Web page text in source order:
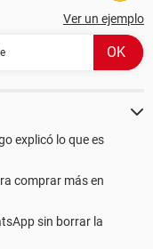
Ver un ejemplo
explicó lo que es
comprar más en
sin borrar la